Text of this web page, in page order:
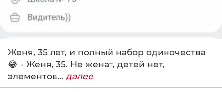
Женя, 35 лет, и полный набор одиночества
😂 - Женя, 35. Не женат, детей нет,
элементов... далее